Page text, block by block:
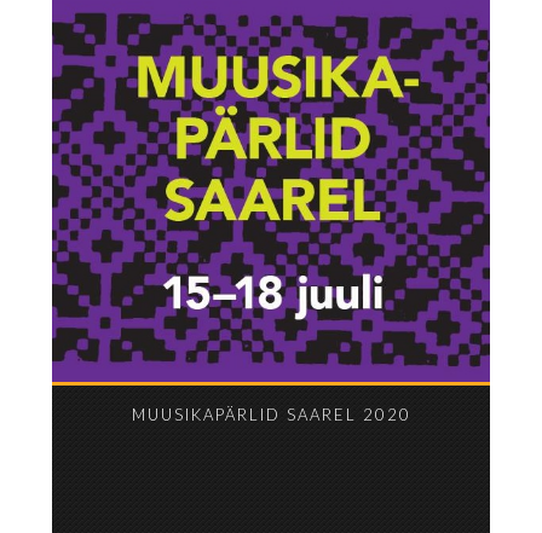
MUUSIKAPÄRLID SAAREL 2020